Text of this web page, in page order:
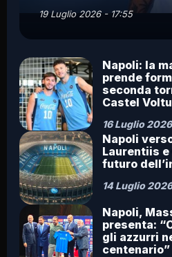
19 Luglio 2026 - 17:55
Napoli: la
prende
seconda
Castel
16 Luglio 2026
Napoli
Laurentiis
futuro
14 Luglio 2026
Napoli,
presenta:
gli azzurri
centenario”